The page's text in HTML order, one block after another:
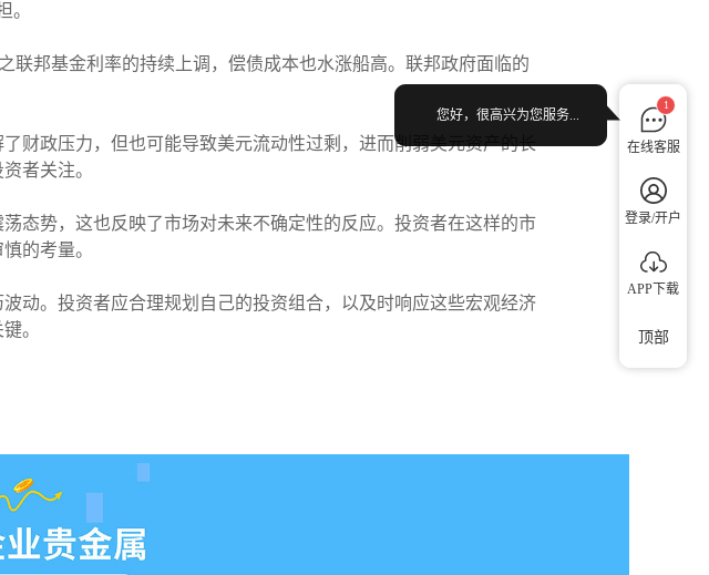
。
联邦基金利率的持续上调，偿债成本也水涨船高。联邦政府面临的
财政压力，但也可能导致美元流动性过剩，进而削弱美元资产的长
者关注。
态势，这也反映了市场对未来不确定性的反应。投资者在这样的市
的考量。
动。投资者应合理规划自己的投资组合，以及时响应这些宏观经济
。
1
在线客服
登录/开户
APP下载
您好，很高兴为您服务...
顶部